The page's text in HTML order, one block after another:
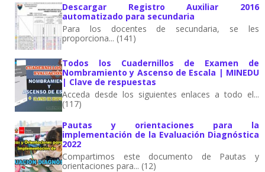
Descargar Registro Auxiliar 2016
automatizado para secundaria
Para los docentes de secundaria, se les
proporciona... (141)
Todos los Cuadernillos de Examen de
Nombramiento y Ascenso de Escala | MINEDU
| Clave de respuestas
Acceda desde los siguientes enlaces a todo el...
(117)
Pautas y orientaciones para la
implementación de la Evaluación Diagnóstica
2022
Compartimos este documento de Pautas y
orientaciones para... (12)